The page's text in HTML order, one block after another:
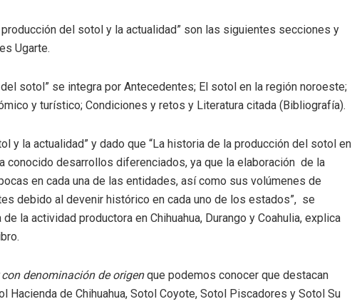
producción del sotol y la actualidad” son las siguientes secciones y
Ugarte.
sotol” se integra por Antecedentes; El sotol en la región noroeste;
y turístico; Condiciones y retos y Literatura citada (Bibliografía).
y la actualidad” y dado que “La historia de la producción del sotol en
conocido desarrollos diferenciados, ya que la elaboración de la
en cada una de las entidades, así como sus volúmenes de
debido al devenir histórico en cada uno de los estados”, se
la actividad productora en Chihuahua, Durango y Coahulia, explica
denominación de origenque podemos conocer que destacan
Hacienda de Chihuahua, Sotol Coyote, Sotol Piscadores y Sotol Su